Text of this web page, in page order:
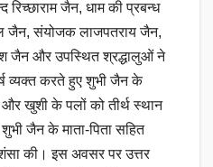
जैन, धाम की प्रबन्ध
जैन, संयोजक लाजपतराय जैन,
जैन और उपस्थित श्रद्धालुओं ने
व्यक्त करते हुए शुभी जैन के
खुशी के पलों को तीर्थ स्थान
जैन के माता-पिता सहित
की। इस अवसर पर उत्तर